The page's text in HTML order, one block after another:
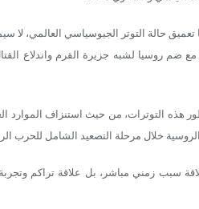
حالة التوتر الجيوسياسي العالمي، لا
إذ إن الحرب الروسية–الأوكرانية كانت قد بدأت فعليًا عام 2014 مع ضم روسيا
التوترات، من حيث استنزاف الموارد
خلال مرحلة التصعيد الشامل للحرب
علاقة سبب زمني مباشر، بل علاقة تراكم